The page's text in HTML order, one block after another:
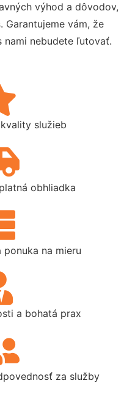
výhod a dôvodov,
Garantujeme vám, že
nami nebudete ľutovať.
služieb
obhliadka
ponuka na mieru
a bohatá prax
za služby